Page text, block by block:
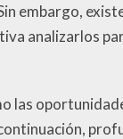
embargo,
analizarlos
las